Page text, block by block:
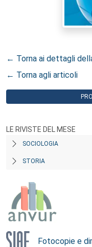
← Torna ai dettagli
← Torna agli articoli
LE RIVISTE DEL MESE
SOCIOLOGIA
STORIA
Fotocopie e